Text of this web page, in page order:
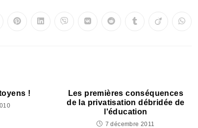
Ouvrir
Ouvrir
Ouvrir
Ouvrir
Ouvrir
Ouvrir
Ouvrir
Ouvrir
!
Les premières conséquences
de la privatisation débridée de
l'éducation
7 décembre 2011